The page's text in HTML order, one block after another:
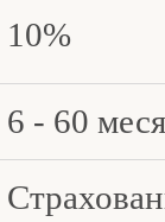
10%
6 - 60